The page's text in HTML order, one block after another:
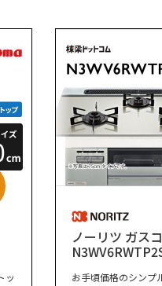
ッ
ノーリツ ガス
お手頃価格のシンプ